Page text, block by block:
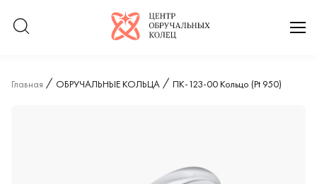
Логотип компании
Главная ОБРУЧАЛЬНЫЕ КОЛЬЦА ПК-123-00 Кольцо (Pt 950)